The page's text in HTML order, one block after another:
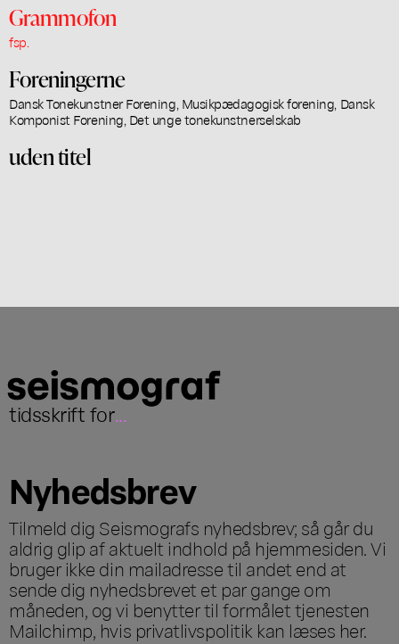
Grammofon
fsp.
Foreningerne
Dansk Tonekunstner Forening, Musikpædagogisk forening, Dansk
Komponist Forening, Det unge tonekunstnerselskab
uden titel
tidsskrift for...
Nyhedsbrev
Tilmeld dig Seismografs nyhedsbrev; så går du
aldrig glip af aktuelt indhold på hjemmesiden. Vi
bruger ikke din mailadresse til andet end at
sende dig nyhedsbrevet et par gange om
måneden, og vi benytter til formålet tjenesten
Mailchimp, hvis privatlivspolitik kan læses her.